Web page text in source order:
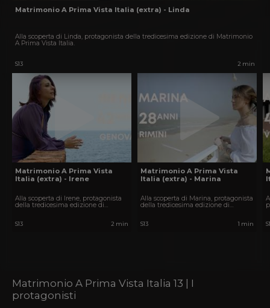
Matrimonio A Prima Vista Italia (extra) - Linda
Alla scoperta di Linda, protagonista della tredicesima edizione di Matrimonio
A Prima Vista Italia.
S13 2 min
Matrimonio A Prima Vista
Italia (extra) - Irene
Alla scoperta di Irene, protagonista
della tredicesima edizione di
S13 2 min
Matrimonio A Prima Vista
Italia (extra) - Marina
Alla scoperta di Marina, protagonista
della tredicesima edizione di
S13 1 min
Matrimonio A Prima Vista Italia 13 | I
protagonisti